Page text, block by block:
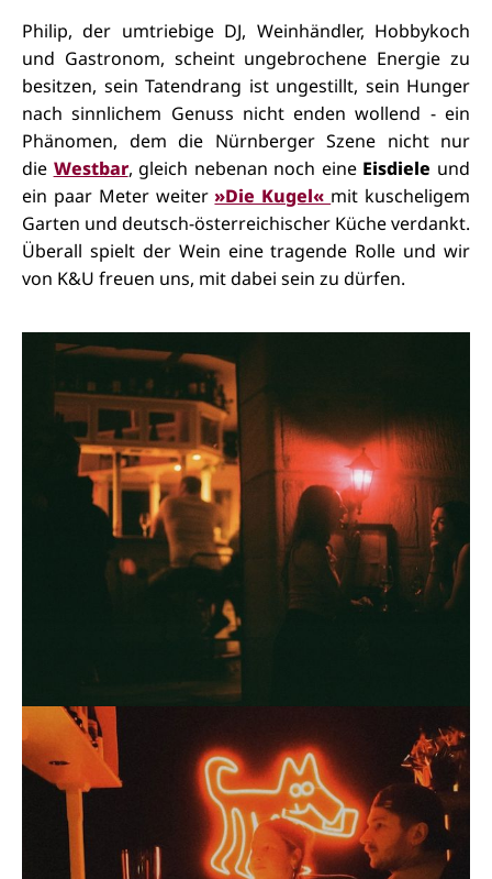
Philip, der umtriebige DJ, Weinhändler, Hobbykoch
und Gastronom, scheint ungebrochene Energie zu
besitzen, sein Tatendrang ist ungestillt, sein Hunger
nach sinnlichem Genuss nicht enden wollend - ein
Phänomen, dem die Nürnberger Szene nicht nur
die Westbar, gleich nebenan noch eine Eisdiele und
ein paar Meter weiter»Die Kugel« mit kuscheligem
Garten und deutsch-österreichischer Küche verdankt.
Überall spielt der Wein eine tragende Rolle und wir
von K&U freuen uns, mit dabei sein zu dürfen.